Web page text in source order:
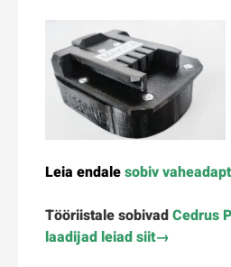
Leia endalesobiv
Tööriistale sobivadCedrus
laadijad leiad siit→